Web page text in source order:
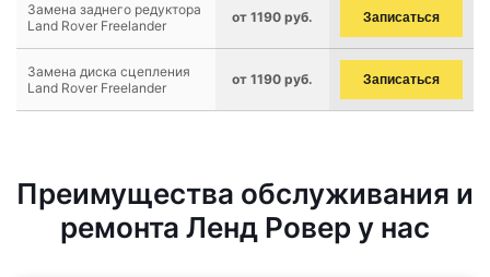
Замена заднего редуктора
Land Rover Freelander
от 1190 руб. Записаться
Замена диска сцепления
Land Rover Freelander
от 1190 руб. Записаться
Преимущества обслуживания и
ремонта Ленд Ровер у нас